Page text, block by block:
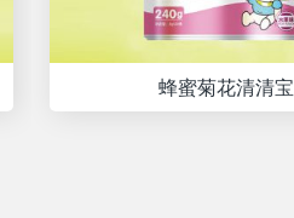
蜂蜜菊花清清宝